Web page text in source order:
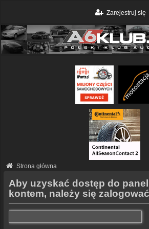
Zarejestruj się
Strona główna
Aby uzyskać dostęp do
kontem, należy się